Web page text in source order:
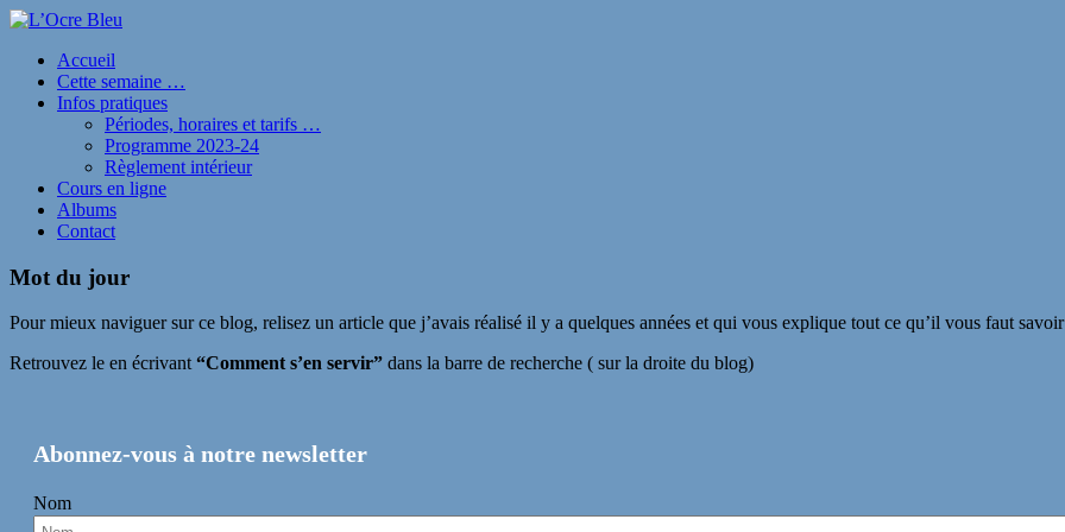
Accueil
Cette semaine …
Infos pratiques
Périodes, horaires et tarifs …
Programme 2023-24
Règlement intérieur
Cours en ligne
Albums
Contact
Mot du jour
Pour mieux naviguer sur ce blog, relisez un article que j’avais réalisé il y a quelques années et qui vous explique tout ce qu’il vous faut
Retrouvez le en écrivant“Comment s’en servir” dans la barre de recherche ( sur la droite du blog)
Abonnez-vous à notre newsletter
Nom